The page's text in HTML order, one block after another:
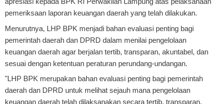
pemeriksaan laporan keuangan daerah yang telah dilakukan.
Menurutnya, LHP BPK menjadi bahan evaluasi penting bagi
pemerintah daerah dan DPRD dalam menilai pengelolaan
keuangan daerah agar berjalan tertib, transparan, akuntabel, dan
sesuai dengan ketentuan peraturan perundang-undangan.
"LHP BPK merupakan bahan evaluasi penting bagi pemerintah
daerah dan DPRD untuk melihat sejauh mana pengelolaan
keuangan daerah telah dilaksanakan secara tertib, transparan,